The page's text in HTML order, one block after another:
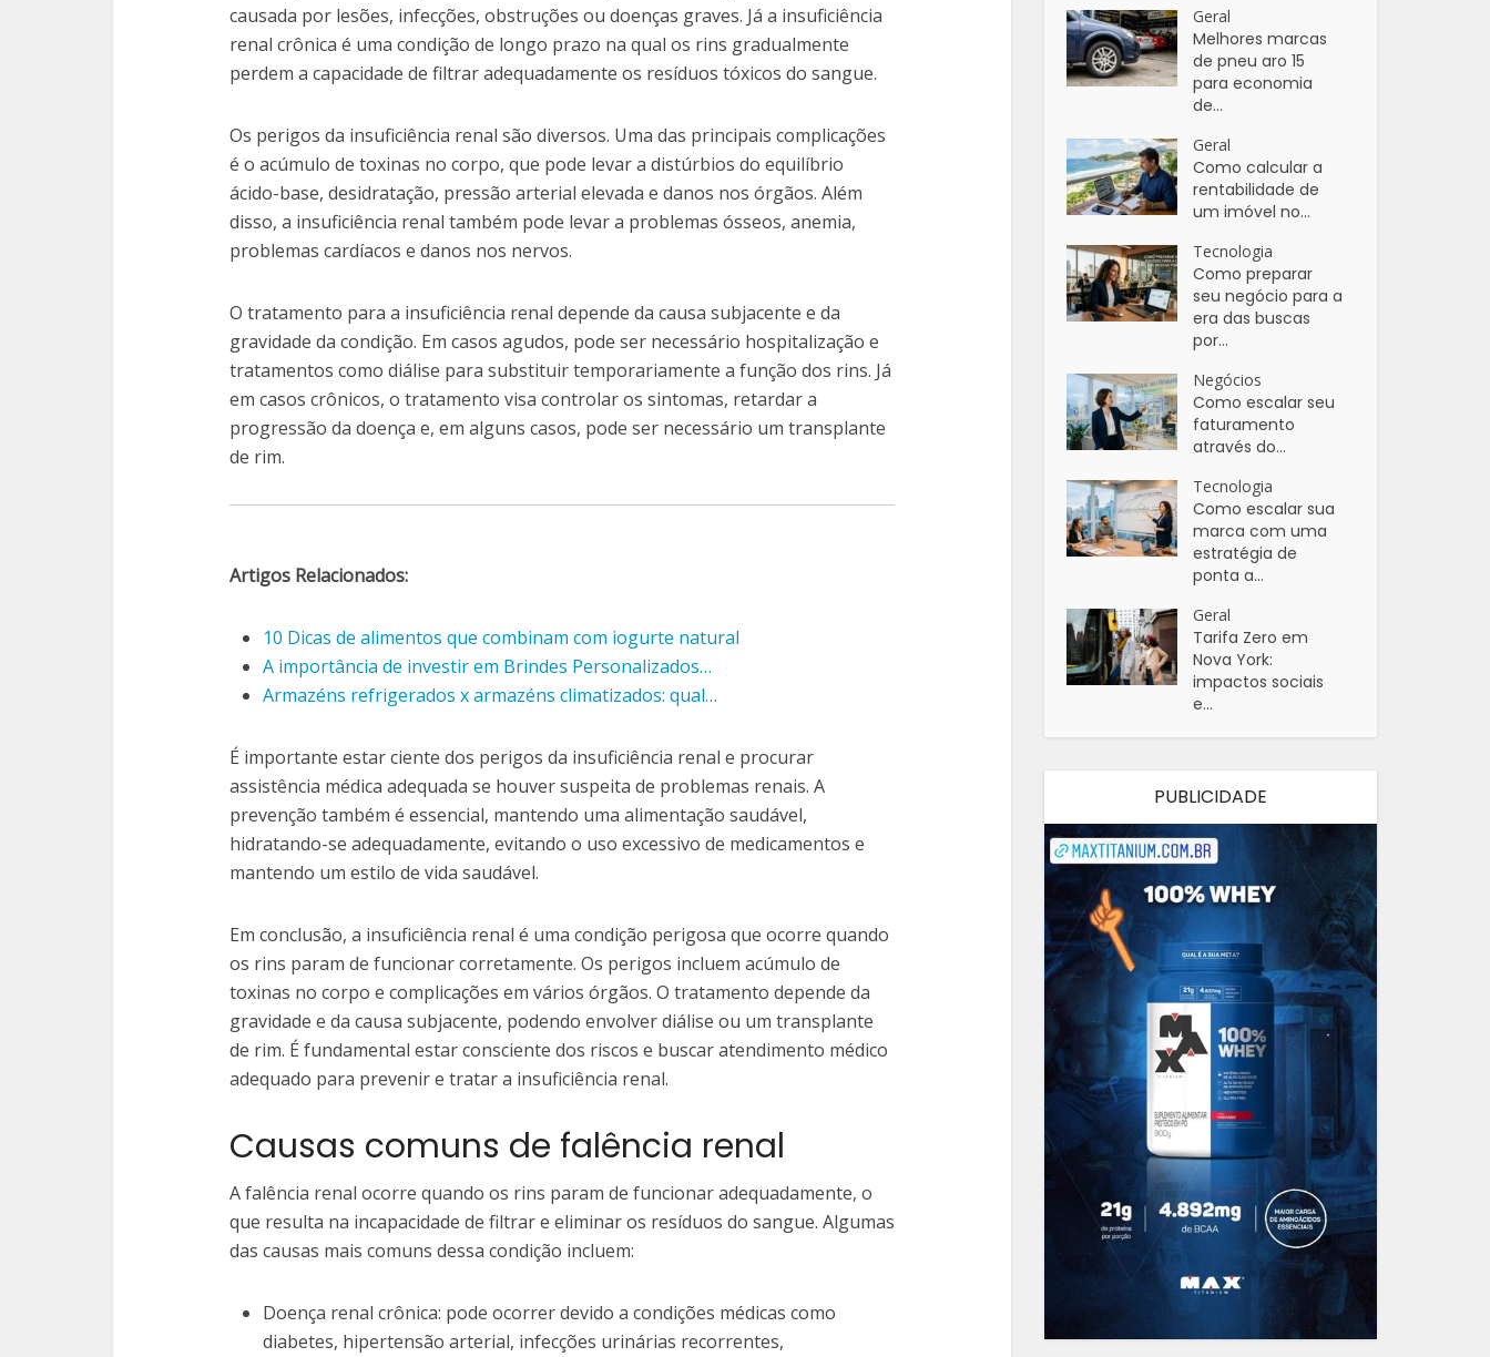
causada por lesões, infecções, obstruções ou doenças graves. Já a insuficiência
renal crônica é uma condição de longo prazo na qual os rins gradualmente
perdem a capacidade de filtrar adequadamente os resíduos tóxicos do sangue.
Os perigos da insuficiência renal são diversos. Uma das principais complicações
é o acúmulo de toxinas no corpo, que pode levar a distúrbios do equilíbrio
ácido-base, desidratação, pressão arterial elevada e danos nos órgãos. Além
disso, a insuficiência renal também pode levar a problemas ósseos, anemia,
problemas cardíacos e danos nos nervos.
O tratamento para a insuficiência renal depende da causa subjacente e da
gravidade da condição. Em casos agudos, pode ser necessário hospitalização e
tratamentos como diálise para substituir temporariamente a função dos rins. Já
em casos crônicos, o tratamento visa controlar os sintomas, retardar a
progressão da doença e, em alguns casos, pode ser necessário um transplante
de rim.
Artigos Relacionados:
10 Dicas de alimentos que combinam com iogurte natural
A importância de investir em Brindes Personalizados…
Armazéns refrigerados x armazéns climatizados: qual…
É importante estar ciente dos perigos da insuficiência renal e procurar
assistência médica adequada se houver suspeita de problemas renais. A
prevenção também é essencial, mantendo uma alimentação saudável,
hidratando-se adequadamente, evitando o uso excessivo de medicamentos e
mantendo um estilo de vida saudável.
Em conclusão, a insuficiência renal é uma condição perigosa que ocorre quando
os rins param de funcionar corretamente. Os perigos incluem acúmulo de
toxinas no corpo e complicações em vários órgãos. O tratamento depende da
gravidade e da causa subjacente, podendo envolver diálise ou um transplante
de rim. É fundamental estar consciente dos riscos e buscar atendimento médico
adequado para prevenir e tratar a insuficiência renal.
Causas comuns de falência renal
A falência renal ocorre quando os rins param de funcionar adequadamente, o
que resulta na incapacidade de filtrar e eliminar os resíduos do sangue. Algumas
das causas mais comuns dessa condição incluem:
Doença renal crônica: pode ocorrer devido a condições médicas como
diabetes, hipertensão arterial, infecções urinárias recorrentes,
Geral
Melhores marcas
de pneu aro 15
para economia
de...
Geral
Como calcular a
rentabilidade de
um imóvel no...
Tecnologia
Como preparar
seu negócio para a
era das buscas
por...
Negócios
Como escalar seu
faturamento
através do...
Tecnologia
Como escalar sua
marca com uma
estratégia de
ponta a...
Geral
Tarifa Zero em
Nova York:
impactos sociais
e...
PUBLICIDADE